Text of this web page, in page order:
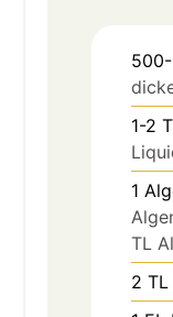
1-2
1
TL
2 TL